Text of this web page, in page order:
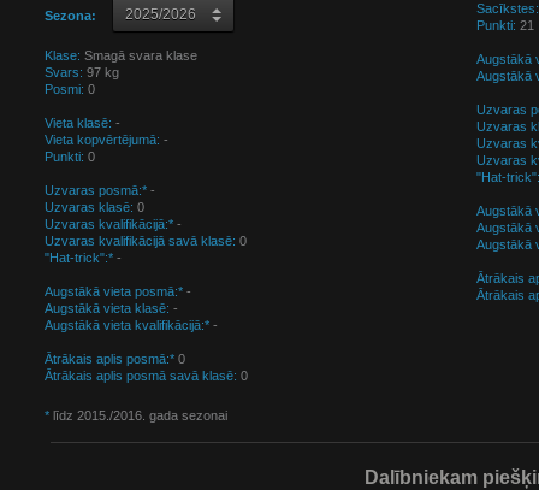
Sezona:
Klase: Smagā svara klase
Svars: 97 kg
Posmi: 0
Vieta klasē: -
Vieta kopvērtējumā: -
Punkti: 0
Uzvaras posmā:* -
Uzvaras klasē: 0
Uzvaras kvalifikācijā:* -
Uzvaras kvalifikācijā savā klasē: 0
"Hat-trick":* -
Augstākā vieta posmā:* -
Augstākā vieta klasē: -
Augstākā vieta kvalifikācijā:* -
Ātrākais aplis posmā:* 0
Ātrākais aplis posmā savā klasē: 0
Sacīkstes:
Punkti: 21
Augstākā
Augstākā
Uzvaras
Uzvaras
Uzvaras
Uzvaras
"Hat-
Augstākā
Augstākā
Augstākā
Ātrākais
Ātrākais
* līdz 2015./2016. gada sezonai
Dalībniekam